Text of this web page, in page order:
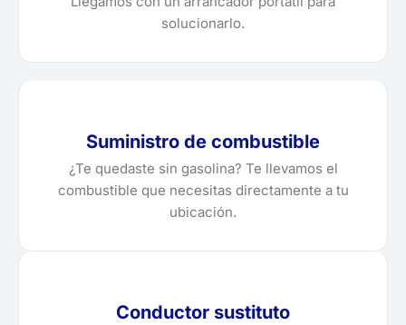
solucionarlo.
Suministro de combustible
¿Te quedaste sin gasolina? Te llevamos el
combustible que necesitas directamente a tu
ubicación.
Conductor sustituto